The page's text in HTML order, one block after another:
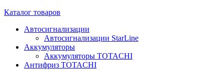
Каталог товаров
Автосигнализации
Автосигнализации StarLine
Аккумуляторы
Аккумуляторы TOTACHI
Антифриз TOTACHI